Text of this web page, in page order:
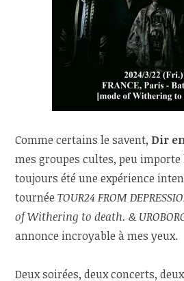
Comme certains le savent, Dir
mes groupes cultes, peu importe
toujours été une expérience
tournéeTOUR24 FROM
of Withering to death. &
annonce incroyable à mes yeux.
Deux soirées, deux concerts,